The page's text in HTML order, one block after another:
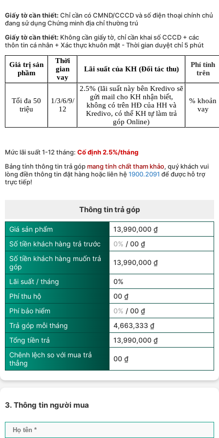
Giấy tờ cần thiết: Chỉ cần có CMND/CCCD và số điện thoại chính chủ
đang sử dụng Chứng minh địa chỉ thường trú
Giấy tờ cần thiết: Không cần giấy tờ, chỉ cần khai số CCCD + các
thôn tin cá nhân + Xác thực khuôn mặt - Thời gian duyệt chỉ 5 phút
Giá trị sản
phầm
Thời
gian
vay
Lãi suất của KH (Đối tác thu)
Phí tính
trên
Tối đa 50
triệu
1/3/6/9/
12
2.5% (lãi suất này bên Kredivo sẽ
gửi mail cho KH nhận biết,
không có trên HĐ của HH và
Kredivo, có thể KH tự làm trả
góp Online)
% khoản
vay
Mức lãi suất 1-12 tháng: Cố định 2.5%/tháng
Bảng tính thông tin trả góp mang tính chất tham khảo, quý khách vui
lòng điền thông tin đặt hàng hoặc liên hệ 1900.2091 để được hỗ trợ
trực tiếp!
Thông tin trả góp
Giá sản phẩm
13,990,000 ₫
Số tiền khách hàng trả trước
0% / 00 ₫
Số tiền khách hàng muốn trả
góp
13,990,000 ₫
Lãi suất / tháng
0%
Phí thu hộ
00 ₫
Phí bảo hiểm
0% / 00 ₫
Trả góp mỗi tháng
4,663,333 ₫
Tổng tiền trả
13,990,000 ₫
Chênh lệch so với mua trả
thẳng
00 ₫
3. Thông tin người mua